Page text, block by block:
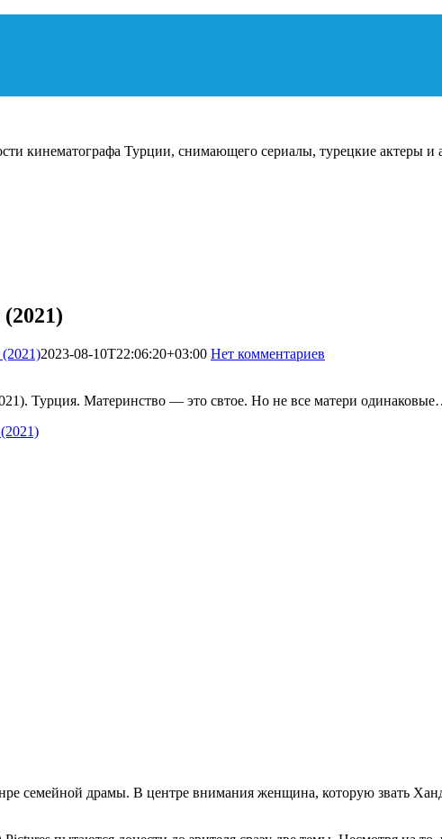
кинематографа Турции, снимающего сериалы, турецкие актеры
2023-08-10T22:06:20+03:00 Нет комментариев
Турция. Материнство — это свтое. Но не все матери
драмы. В центре внимания женщина, которую звать